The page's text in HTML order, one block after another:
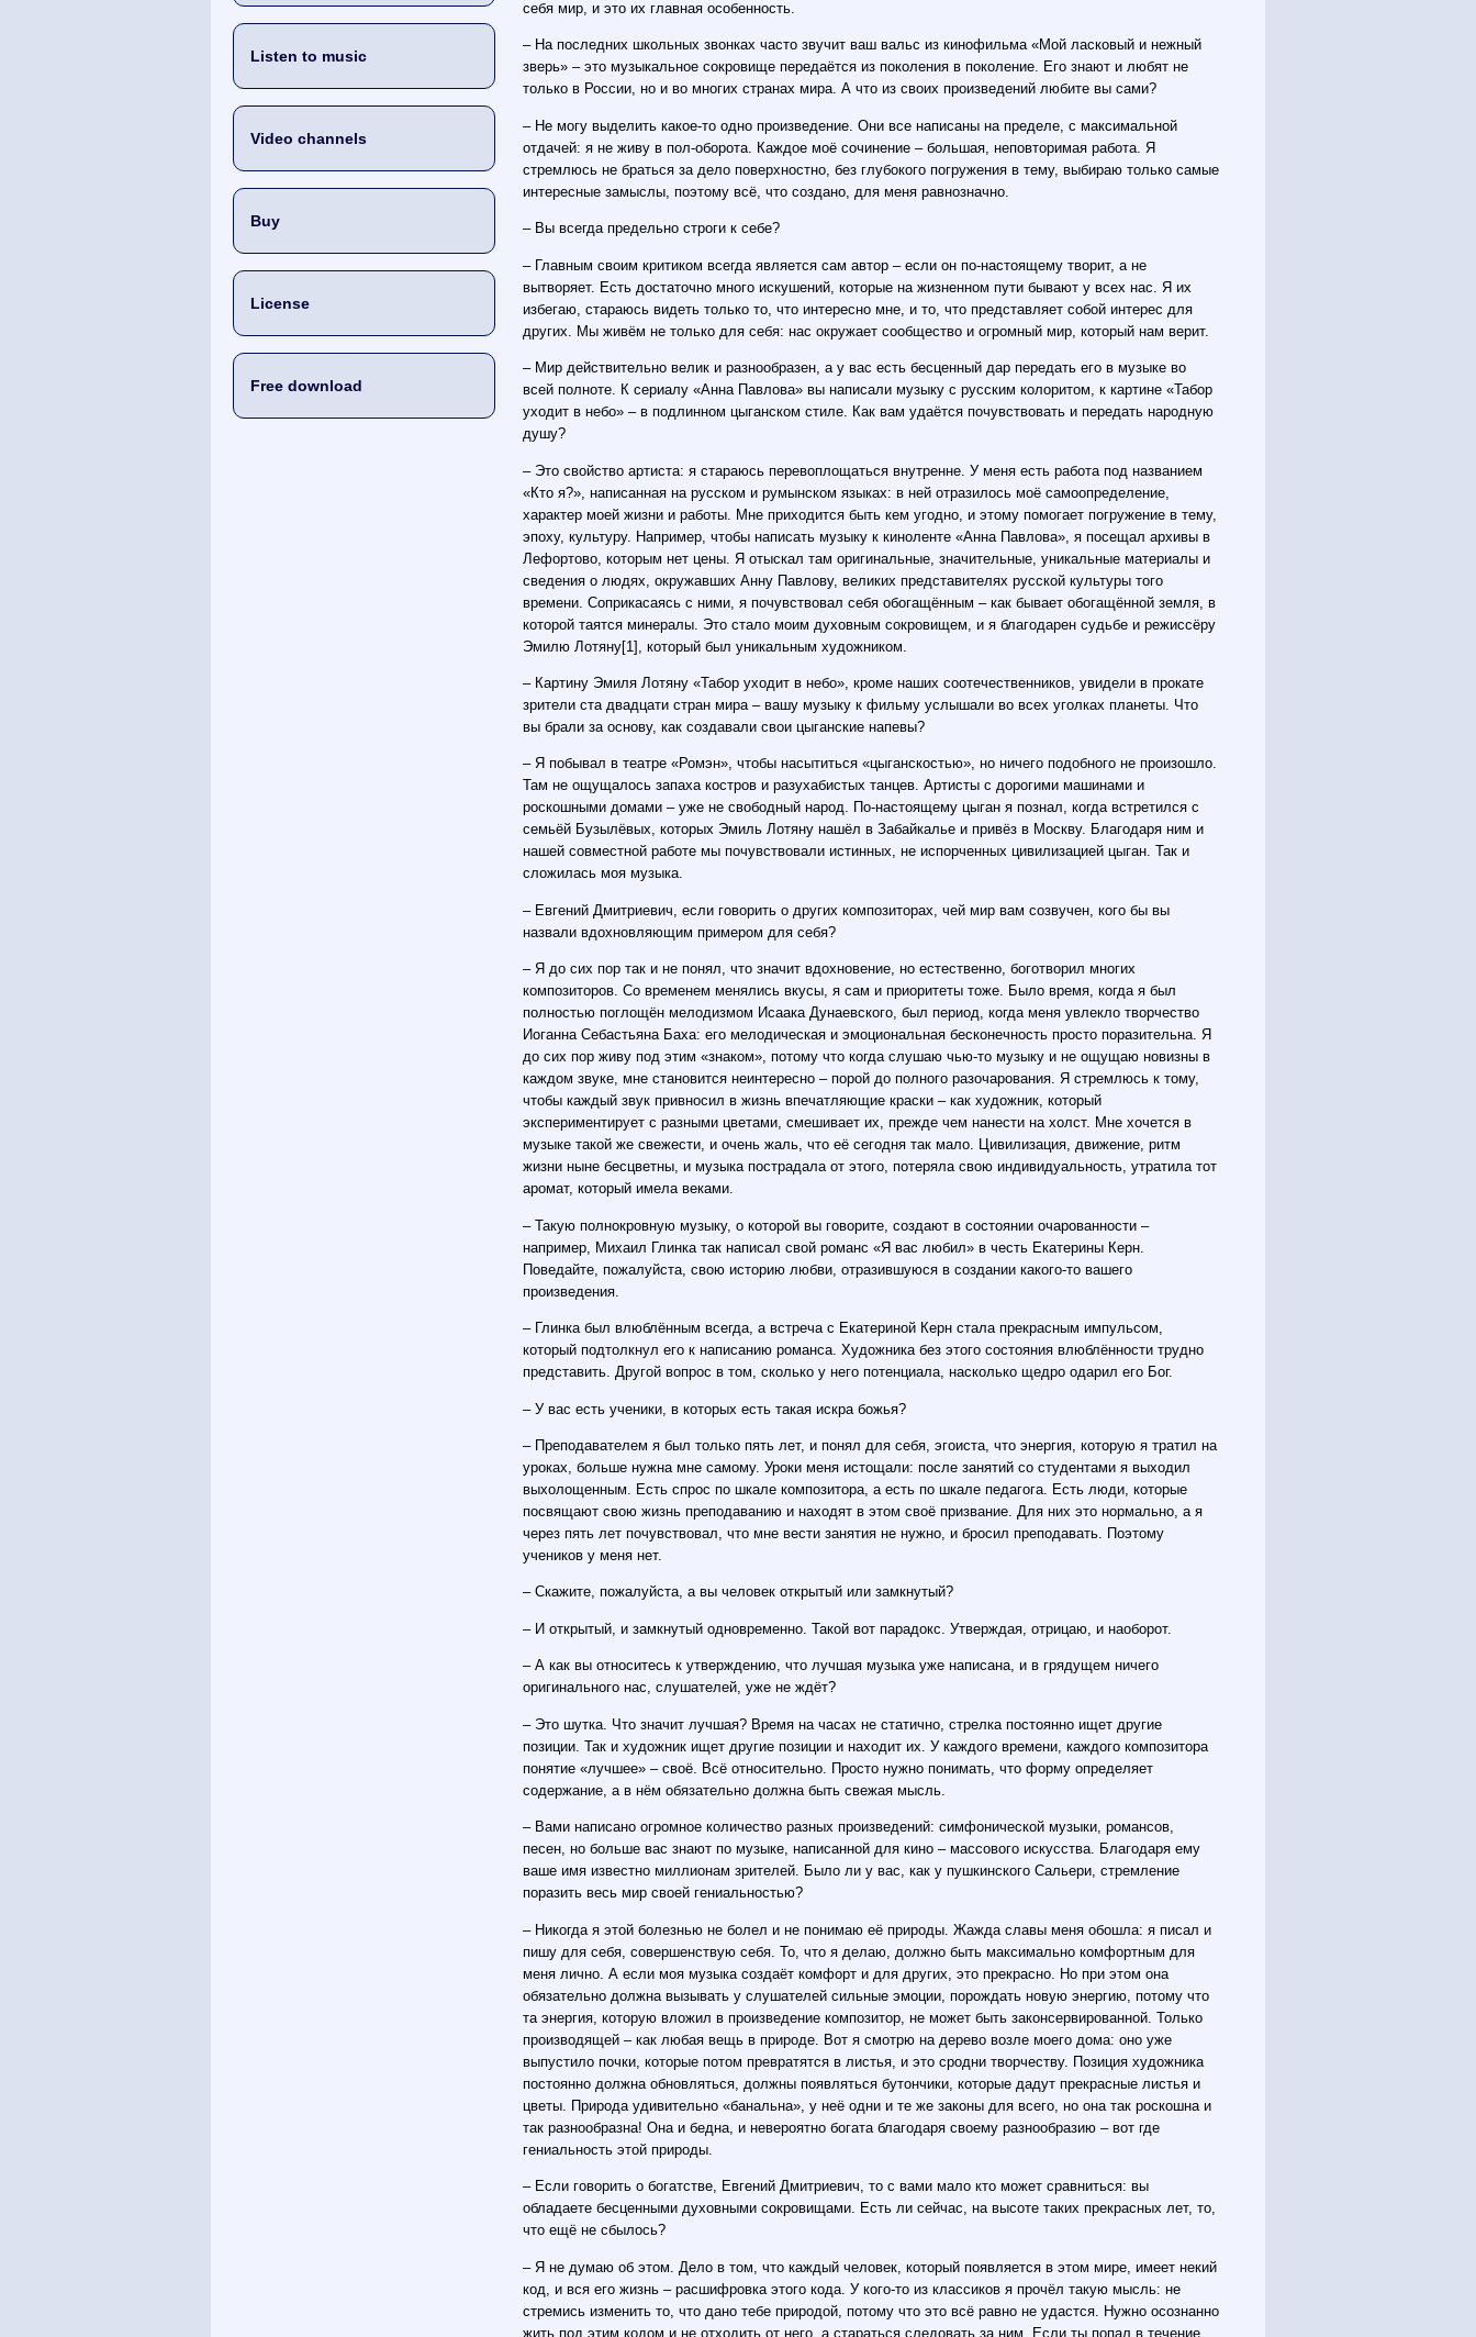
Listen to music
Video channels
Buy
License
Free download
себя мир, и это их главная особенность.
– На последних школьных звонках часто звучит ваш вальс из кинофильма «Мой ласковый и нежный
зверь» – это музыкальное сокровище передаётся из поколения в поколение. Его знают и любят не
только в России, но и во многих странах мира. А что из своих произведений любите вы сами?
– Не могу выделить какое-то одно произведение. Они все написаны на пределе, с максимальной
отдачей: я не живу в пол-оборота. Каждое моё сочинение – большая, неповторимая работа. Я
стремлюсь не браться за дело поверхностно, без глубокого погружения в тему, выбираю только самые
интересные замыслы, поэтому всё, что создано, для меня равнозначно.
– Вы всегда предельно строги к себе?
– Главным своим критиком всегда является сам автор – если он по-настоящему творит, а не
вытворяет. Есть достаточно много искушений, которые на жизненном пути бывают у всех нас. Я их
избегаю, стараюсь видеть только то, что интересно мне, и то, что представляет собой интерес для
других. Мы живём не только для себя: нас окружает сообщество и огромный мир, который нам верит.
– Мир действительно велик и разнообразен, а у вас есть бесценный дар передать его в музыке во
всей полноте. К сериалу «Анна Павлова» вы написали музыку с русским колоритом, к картине «Табор
уходит в небо» – в подлинном цыганском стиле. Как вам удаётся почувствовать и передать народную
душу?
– Это свойство артиста: я стараюсь перевоплощаться внутренне. У меня есть работа под названием
«Кто я?», написанная на русском и румынском языках: в ней отразилось моё самоопределение,
характер моей жизни и работы. Мне приходится быть кем угодно, и этому помогает погружение в тему,
эпоху, культуру. Например, чтобы написать музыку к киноленте «Анна Павлова», я посещал архивы в
Лефортово, которым нет цены. Я отыскал там оригинальные, значительные, уникальные материалы и
сведения о людях, окружавших Анну Павлову, великих представителях русской культуры того
времени. Соприкасаясь с ними, я почувствовал себя обогащённым – как бывает обогащённой земля, в
которой таятся минералы. Это стало моим духовным сокровищем, и я благодарен судьбе и режиссёру
Эмилю Лотяну[1], который был уникальным художником.
– Картину Эмиля Лотяну «Табор уходит в небо», кроме наших соотечественников, увидели в прокате
зрители ста двадцати стран мира – вашу музыку к фильму услышали во всех уголках планеты. Что
вы брали за основу, как создавали свои цыганские напевы?
– Я побывал в театре «Ромэн», чтобы насытиться «цыганскостью», но ничего подобного не произошло.
Там не ощущалось запаха костров и разухабистых танцев. Артисты с дорогими машинами и
роскошными домами – уже не свободный народ. По-настоящему цыган я познал, когда встретился с
семьёй Бузылёвых, которых Эмиль Лотяну нашёл в Забайкалье и привёз в Москву. Благодаря ним и
нашей совместной работе мы почувствовали истинных, не испорченных цивилизацией цыган. Так и
сложилась моя музыка.
– Евгений Дмитриевич, если говорить о других композиторах, чей мир вам созвучен, кого бы вы
назвали вдохновляющим примером для себя?
– Я до сих пор так и не понял, что значит вдохновение, но естественно, боготворил многих
композиторов. Со временем менялись вкусы, я сам и приоритеты тоже. Было время, когда я был
полностью поглощён мелодизмом Исаака Дунаевского, был период, когда меня увлекло творчество
Иоганна Себастьяна Баха: его мелодическая и эмоциональная бесконечность просто поразительна. Я
до сих пор живу под этим «знаком», потому что когда слушаю чью-то музыку и не ощущаю новизны в
каждом звуке, мне становится неинтересно – порой до полного разочарования. Я стремлюсь к тому,
чтобы каждый звук привносил в жизнь впечатляющие краски – как художник, который
экспериментирует с разными цветами, смешивает их, прежде чем нанести на холст. Мне хочется в
музыке такой же свежести, и очень жаль, что её сегодня так мало. Цивилизация, движение, ритм
жизни ныне бесцветны, и музыка пострадала от этого, потеряла свою индивидуальность, утратила тот
аромат, который имела веками.
– Такую полнокровную музыку, о которой вы говорите, создают в состоянии очарованности –
например, Михаил Глинка так написал свой романс «Я вас любил» в честь Екатерины Керн.
Поведайте, пожалуйста, свою историю любви, отразившуюся в создании какого-то вашего
произведения.
– Глинка был влюблённым всегда, а встреча с Екатериной Керн стала прекрасным импульсом,
который подтолкнул его к написанию романса. Художника без этого состояния влюблённости трудно
представить. Другой вопрос в том, сколько у него потенциала, насколько щедро одарил его Бог.
– У вас есть ученики, в которых есть такая искра божья?
– Преподавателем я был только пять лет, и понял для себя, эгоиста, что энергия, которую я тратил на
уроках, больше нужна мне самому. Уроки меня истощали: после занятий со студентами я выходил
выхолощенным. Есть спрос по шкале композитора, а есть по шкале педагога. Есть люди, которые
посвящают свою жизнь преподаванию и находят в этом своё призвание. Для них это нормально, а я
через пять лет почувствовал, что мне вести занятия не нужно, и бросил преподавать. Поэтому
учеников у меня нет.
– Скажите, пожалуйста, а вы человек открытый или замкнутый?
– И открытый, и замкнутый одновременно. Такой вот парадокс. Утверждая, отрицаю, и наоборот.
– А как вы относитесь к утверждению, что лучшая музыка уже написана, и в грядущем ничего
оригинального нас, слушателей, уже не ждёт?
– Это шутка. Что значит лучшая? Время на часах не статично, стрелка постоянно ищет другие
позиции. Так и художник ищет другие позиции и находит их. У каждого времени, каждого композитора
понятие «лучшее» – своё. Всё относительно. Просто нужно понимать, что форму определяет
содержание, а в нём обязательно должна быть свежая мысль.
– Вами написано огромное количество разных произведений: симфонической музыки, романсов,
песен, но больше вас знают по музыке, написанной для кино – массового искусства. Благодаря ему
ваше имя известно миллионам зрителей. Было ли у вас, как у пушкинского Сальери, стремление
поразить весь мир своей гениальностью?
– Никогда я этой болезнью не болел и не понимаю её природы. Жажда славы меня обошла: я писал и
пишу для себя, совершенствую себя. То, что я делаю, должно быть максимально комфортным для
меня лично. А если моя музыка создаёт комфорт и для других, это прекрасно. Но при этом она
обязательно должна вызывать у слушателей сильные эмоции, порождать новую энергию, потому что
та энергия, которую вложил в произведение композитор, не может быть законсервированной. Только
производящей – как любая вещь в природе. Вот я смотрю на дерево возле моего дома: оно уже
выпустило почки, которые потом превратятся в листья, и это сродни творчеству. Позиция художника
постоянно должна обновляться, должны появляться бутончики, которые дадут прекрасные листья и
цветы. Природа удивительно «банальна», у неё одни и те же законы для всего, но она так роскошна и
так разнообразна! Она и бедна, и невероятно богата благодаря своему разнообразию – вот где
гениальность этой природы.
– Если говорить о богатстве, Евгений Дмитриевич, то с вами мало кто может сравниться: вы
обладаете бесценными духовными сокровищами. Есть ли сейчас, на высоте таких прекрасных лет, то,
что ещё не сбылось?
– Я не думаю об этом. Дело в том, что каждый человек, который появляется в этом мире, имеет некий
код, и вся его жизнь – расшифровка этого кода. У кого-то из классиков я прочёл такую мысль: не
стремись изменить то, что дано тебе природой, потому что это всё равно не удастся. Нужно осознанно
жить под этим кодом и не отходить от него, а стараться следовать за ним. Если ты попал в течение